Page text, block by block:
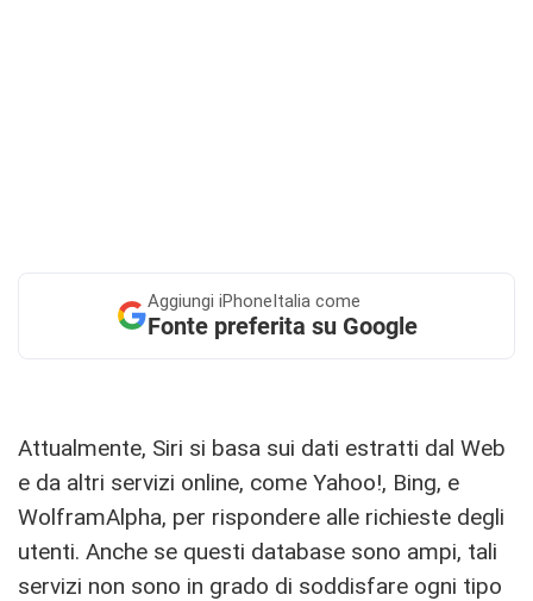
Aggiungi iPhoneItalia come
Fonte preferita su Google
Attualmente, Siri si basa sui dati estratti dal Web
e da altri servizi online, come Yahoo!, Bing, e
WolframAlpha, per rispondere alle richieste degli
utenti. Anche se questi database sono ampi, tali
servizi non sono in grado di soddisfare ogni tipo